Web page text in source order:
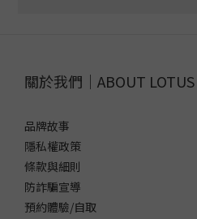
關於我們｜ABOUT LOTUS
品牌故事
隱私權政策
條款與細則
防詐騙宣導
預約體驗/自取